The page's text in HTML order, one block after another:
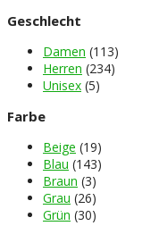
Geschlecht
Damen (113)
Herren (234)
Unisex (5)
Farbe
Beige (19)
Blau (143)
Braun (3)
Grau (26)
Grün (30)